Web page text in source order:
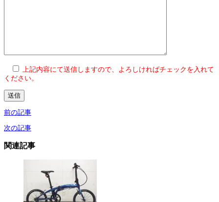
上記内容にて送信しますので、よろしければチェックを入れて
ください。
前の記事
次の記事
関連記事